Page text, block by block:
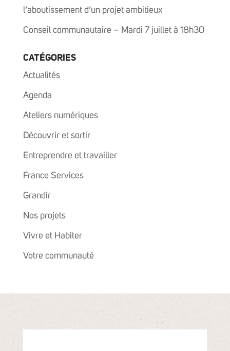
l’aboutissement d’un projet ambitieux
Conseil communautaire – Mardi 7 juillet à 18h30
CATÉGORIES
Actualités
Agenda
Ateliers numériques
Découvrir et sortir
Entreprendre et travailler
France Services
Grandir
Nos projets
Vivre et Habiter
Votre communauté